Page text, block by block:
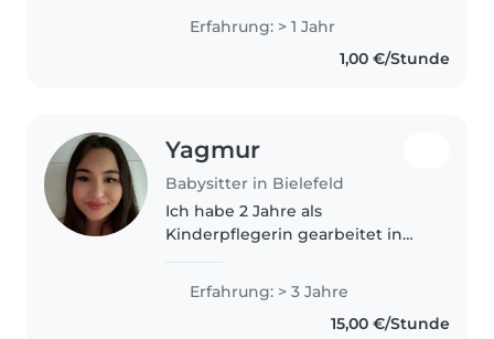
spiele, bastle, lese gerne vor und
sorge für eine sichere..
Erfahrung: > 1 Jahr
1,00 €/Stunde
Yagmur
Babysitter in Bielefeld
Ich habe 2 Jahre als
Kinderpflegerin gearbeitet in
arbeite der Zeit seit einem Jahr
als schulbegleiterin in einer
Förderschule für Schüler die
Erfahrung: > 3 Jahre
15,00 €/Stunde